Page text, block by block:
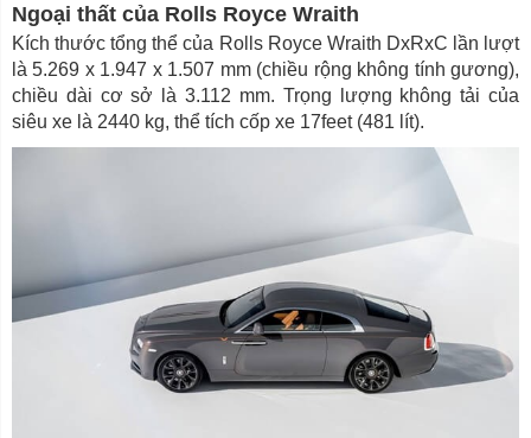
Ngoại thất của Rolls Royce Wraith
Kích thước tổng thể của Rolls Royce Wraith DxRxC lần lượt
là 5.269 x 1.947 x 1.507 mm (chiều rộng không tính gương),
chiều dài cơ sở là 3.112 mm. Trọng lượng không tải của
siêu xe là 2440 kg, thể tích cốp xe 17feet (481 lít).